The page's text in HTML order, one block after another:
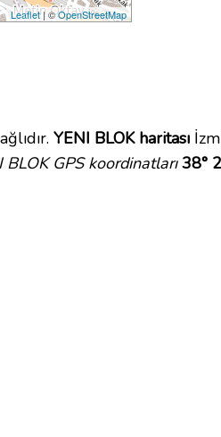
Leaflet| ©OpenStreetMap
YENI BLOK haritası
BLOK GPS koordinatları 38°